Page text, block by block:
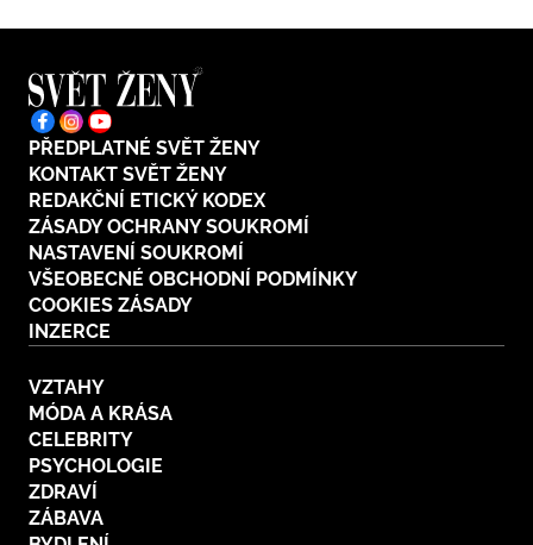
PŘEDPLATNÉ SVĚT ŽENY
KONTAKT SVĚT ŽENY
REDAKČNÍ ETICKÝ KODEX
ZÁSADY OCHRANY SOUKROMÍ
NASTAVENÍ SOUKROMÍ
VŠEOBECNÉ OBCHODNÍ PODMÍNKY
COOKIES ZÁSADY
INZERCE
VZTAHY
MÓDA A KRÁSA
CELEBRITY
PSYCHOLOGIE
ZDRAVÍ
ZÁBAVA